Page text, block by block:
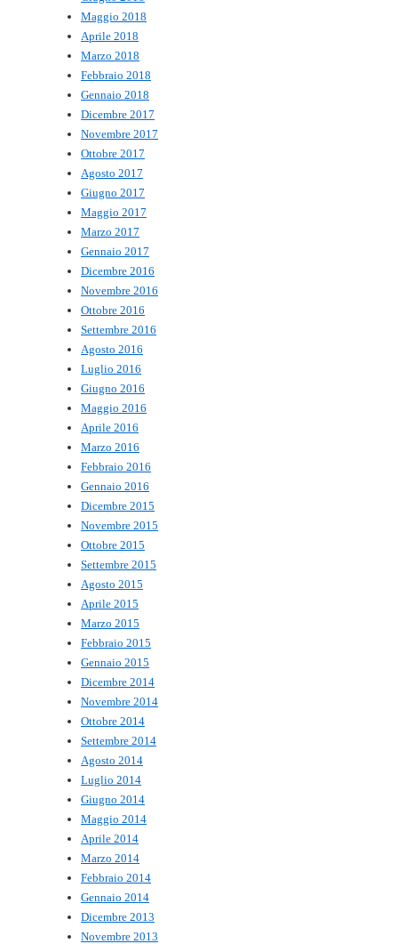
Maggio 2018
Aprile 2018
Marzo 2018
Febbraio 2018
Gennaio 2018
Dicembre 2017
Novembre 2017
Ottobre 2017
Agosto 2017
Giugno 2017
Maggio 2017
Marzo 2017
Gennaio 2017
Dicembre 2016
Novembre 2016
Ottobre 2016
Settembre 2016
Agosto 2016
Luglio 2016
Giugno 2016
Maggio 2016
Aprile 2016
Marzo 2016
Febbraio 2016
Gennaio 2016
Dicembre 2015
Novembre 2015
Ottobre 2015
Settembre 2015
Agosto 2015
Aprile 2015
Marzo 2015
Febbraio 2015
Gennaio 2015
Dicembre 2014
Novembre 2014
Ottobre 2014
Settembre 2014
Agosto 2014
Luglio 2014
Giugno 2014
Maggio 2014
Aprile 2014
Marzo 2014
Febbraio 2014
Gennaio 2014
Dicembre 2013
Novembre 2013